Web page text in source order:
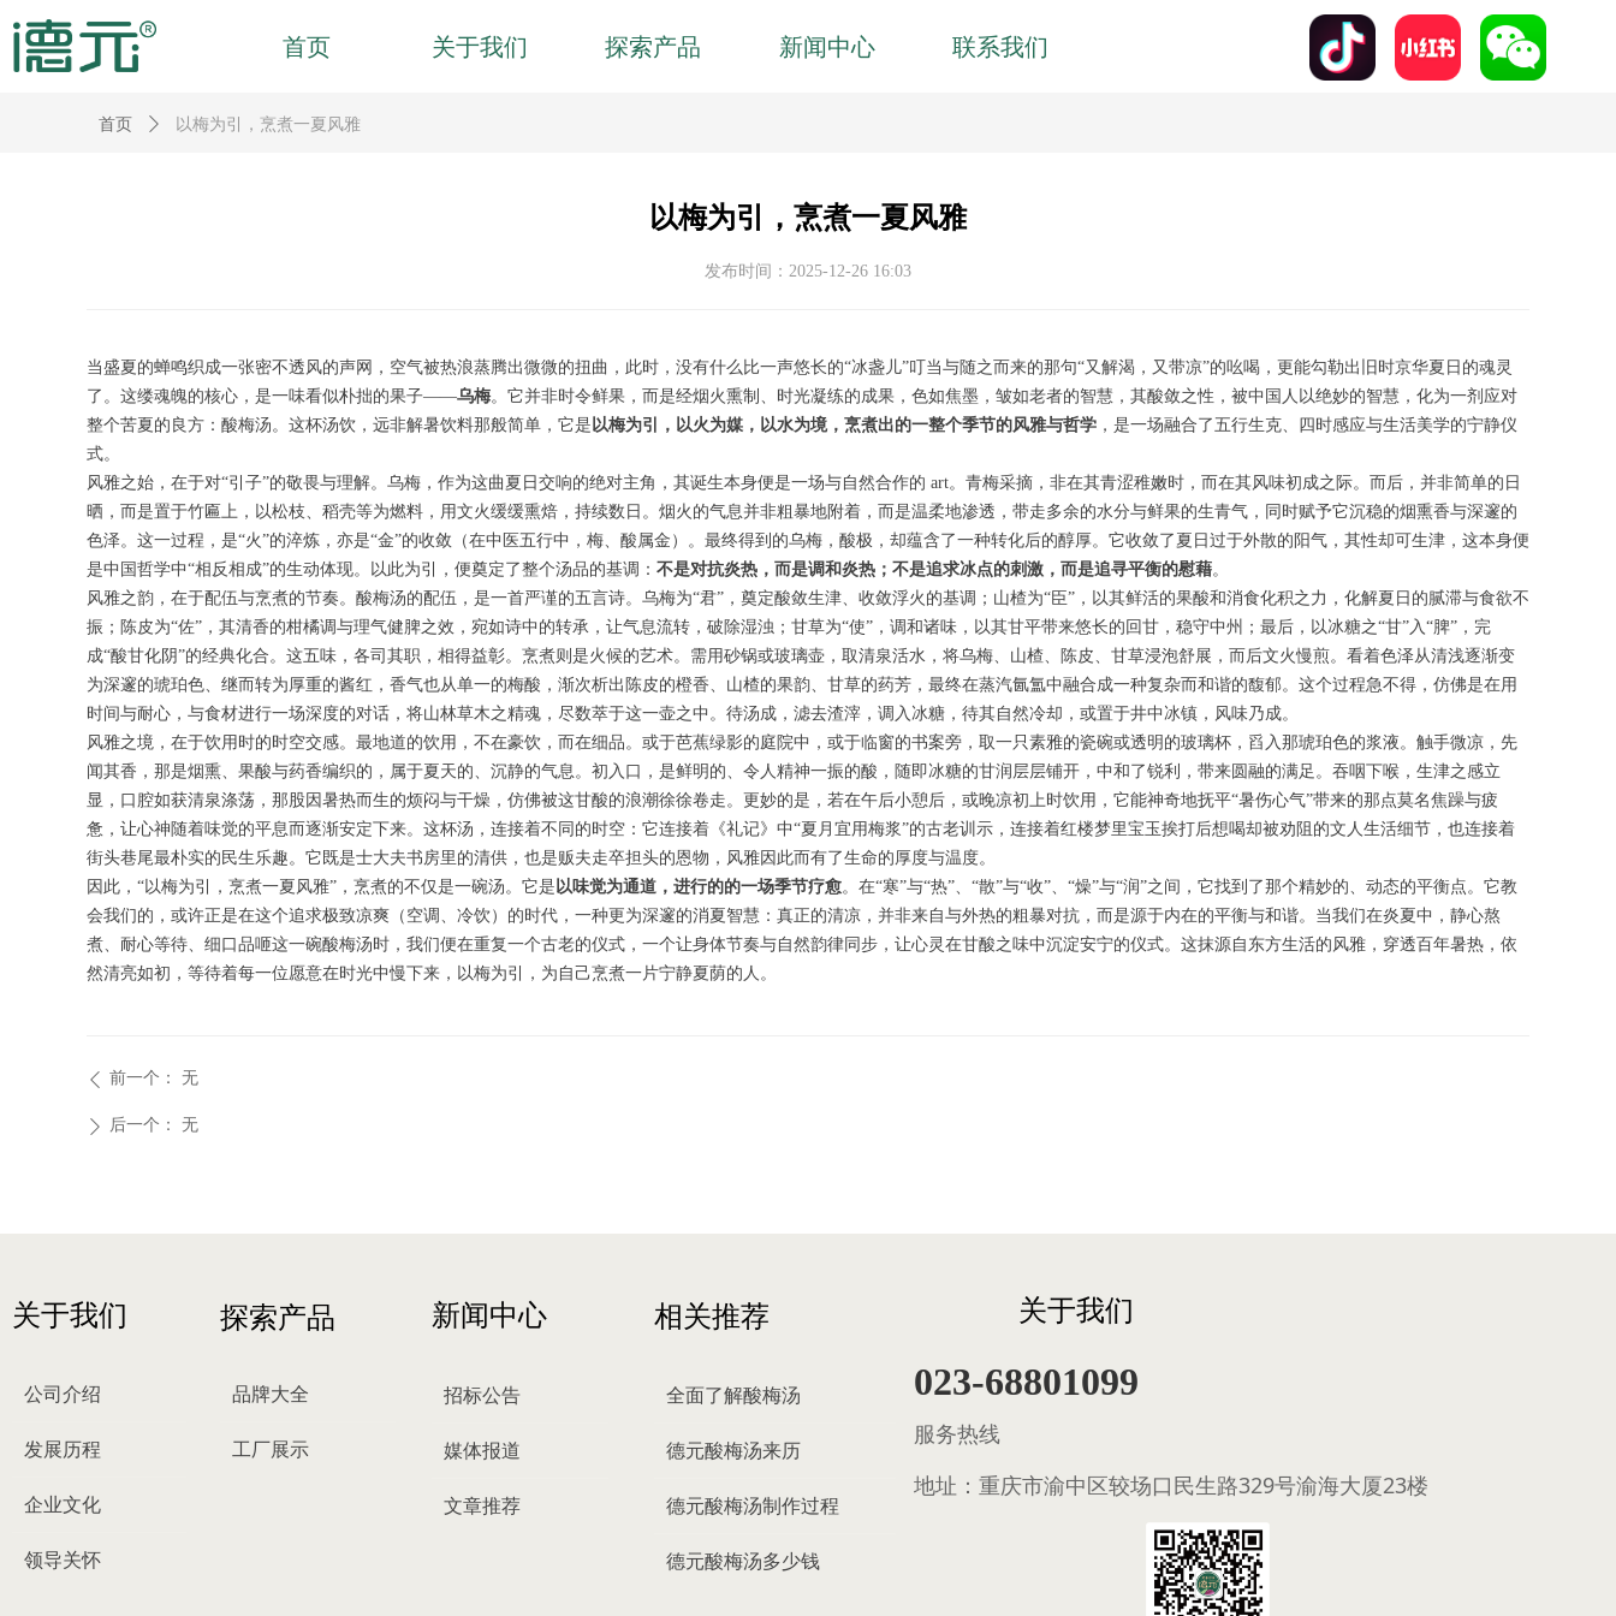
首页 关于我们 探索产品 新闻中心 联系我们
首页 ꄲ 以梅为引，烹煮一夏风雅
以梅为引，烹煮一夏风雅
当盛夏的蝉鸣织成一张密不透风的声网，空气被热浪蒸腾出微微的扭曲，此时，没有什么比一声悠长的“冰盏儿”叮当与随之而来的那句“又解渴，又带凉”的吆喝，更能勾勒出旧时京华夏日的魂灵
了。这缕魂魄的核心，是一味看似朴拙的果子——乌梅。它并非时令鲜果，而是经烟火熏制、时光凝练的成果，色如焦墨，皱如老者的智慧，其酸敛之性，被中国人以绝妙的智慧，化为一剂应对
整个苦夏的良方：酸梅汤。这杯汤饮，远非解暑饮料那般简单，它是以梅为引，以火为媒，以水为境，烹煮出的一整个季节的风雅与哲学 ，是一场融合了五行生克、四时感应与生活美学的宁静仪
式。
风雅之始，在于对“引子”的敬畏与理解。乌梅，作为这曲夏日交响的绝对主角，其诞生本身便是一场与自然合作的 art。青梅采摘，非在其青涩稚嫩时，而在其风味初成之际。而后，并非简单的日
晒，而是置于竹匾上，以松枝、稻壳等为燃料，用文火缓缓熏焙，持续数日。烟火的气息并非粗暴地附着，而是温柔地渗透，带走多余的水分与鲜果的生青气，同时赋予它沉稳的烟熏香与深邃的
色泽。这一过程，是“火”的淬炼，亦是“金”的收敛（在中医五行中，梅、酸属金）。最终得到的乌梅，酸极，却蕴含了一种转化后的醇厚。它收敛了夏日过于外散的阳气，其性却可生津，这本身便
是中国哲学中“相反相成”的生动体现。以此为引，便奠定了整个汤品的基调： 不是对抗炎热，而是调和炎热；不是追求冰点的刺激，而是追寻平衡的慰藉。
风雅之韵，在于配伍与烹煮的节奏。酸梅汤的配伍，是一首严谨的五言诗。乌梅为“君”，奠定酸敛生津、收敛浮火的基调；山楂为“臣”，以其鲜活的果酸和消食化积之力，化解夏日的腻滞与食欲不
振；陈皮为“佐”，其清香的柑橘调与理气健脾之效，宛如诗中的转承，让气息流转，破除湿浊；甘草为“使”，调和诸味，以其甘平带来悠长的回甘，稳守中州；最后，以冰糖之“甘”入“脾”，完
成“酸甘化阴”的经典化合。这五味，各司其职，相得益彰。烹煮则是火候的艺术。需用砂锅或玻璃壶，取清泉活水，将乌梅、山楂、陈皮、甘草浸泡舒展，而后文火慢煎。看着色泽从清浅逐渐变
为深邃的琥珀色、继而转为厚重的酱红，香气也从单一的梅酸，渐次析出陈皮的橙香、山楂的果韵、甘草的药芳，最终在蒸汽氤氲中融合成一种复杂而和谐的馥郁。这个过程急不得，仿佛是在用
时间与耐心，与食材进行一场深度的对话，将山林草木之精魂，尽数萃于这一壶之中。待汤成，滤去渣滓，调入冰糖，待其自然冷却，或置于井中冰镇，风味乃成。
风雅之境，在于饮用时的时空交感。最地道的饮用，不在豪饮，而在细品。或于芭蕉绿影的庭院中，或于临窗的书案旁，取一只素雅的瓷碗或透明的玻璃杯，舀入那琥珀色的浆液。触手微凉，先
闻其香，那是烟熏、果酸与药香编织的，属于夏天的、沉静的气息。初入口，是鲜明的、令人精神一振的酸，随即冰糖的甘润层层铺开，中和了锐利，带来圆融的满足。吞咽下喉，生津之感立
显，口腔如获清泉涤荡，那股因暑热而生的烦闷与干燥，仿佛被这甘酸的浪潮徐徐卷走。更妙的是，若在午后小憩后，或晚凉初上时饮用，它能神奇地抚平“暑伤心气”带来的那点莫名焦躁与疲
惫，让心神随着味觉的平息而逐渐安定下来。这杯汤，连接着不同的时空：它连接着《礼记》中“夏月宜用梅浆”的古老训示，连接着红楼梦里宝玉挨打后想喝却被劝阻的文人生活细节，也连接着
街头巷尾最朴实的民生乐趣。它既是士大夫书房里的清供，也是贩夫走卒担头的恩物，风雅因此而有了生命的厚度与温度。
因此，“以梅为引，烹煮一夏风雅”，烹煮的不仅是一碗汤。它是以味觉为通道，进行的的一场季节疗愈。在“寒”与“热”、“散”与“收”、“燥”与“润”之间，它找到了那个精妙的、动态的平衡点。它教
会我们的，或许正是在这个追求极致凉爽（空调、冷饮）的时代，一种更为深邃的消夏智慧：真正的清凉，并非来自与外热的粗暴对抗，而是源于内在的平衡与和谐。当我们在炎夏中，静心熬
煮、耐心等待、细口品咂这一碗酸梅汤时，我们便在重复一个古老的仪式，一个让身体节奏与自然韵律同步，让心灵在甘酸之味中沉淀安宁的仪式。这抹源自东方生活的风雅，穿透百年暑热，依
然清亮如初，等待着每一位愿意在时光中慢下来，以梅为引，为自己烹煮一片宁静夏荫的人。
ꄴ 前一个： 无
ꄲ 后一个： 无
发布时间： 2025-12-26 16:03
关于我们
公司介绍
发展历程
企业文化
领导关怀
探索产品
品牌大全
工厂展示
招标公告
媒体报道
文章推荐
新闻中心 关于我们
023-68801099
服务热线
地址： 重庆市渝中区较场口民生路329号渝海大厦23楼
相关推荐
全面了解酸梅汤
德元酸梅汤来历
德元酸梅汤制作过程
德元酸梅汤多少钱